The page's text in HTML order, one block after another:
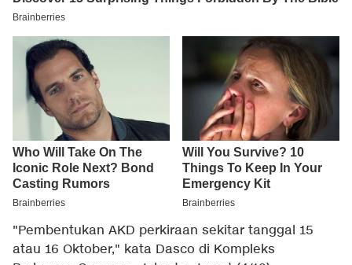
"Pembentukan AKD perkiraan sekitar tanggal 15
atau 16 Oktober," kata Dasco di Kompleks